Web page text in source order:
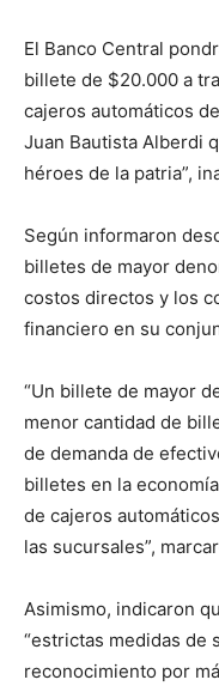
El Banco Central
billete de $20.000 a
cajeros automáticos
Juan Bautista Alberdi
héroes de la patria”,
Según informaron
billetes de mayor
costos directos y los
financiero en su
“Un billete de mayor
menor cantidad de
de demanda de
billetes en la
de cajeros
las sucursales”,
Asimismo, indicaron
“estrictas medidas de
reconocimiento por